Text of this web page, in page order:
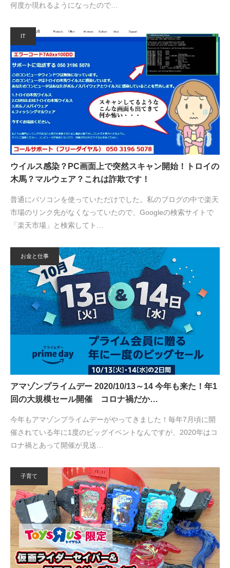
何度か現れるようになったので…
IT
ウイルス感染？PC画面上で突然スキャン開始！トロイの
木馬？マルウェア？これは詐欺です！
普通にパソコンを使っていただけでした。私のブログの中で楽天
市場のリンク先がなくなっていたので、Googleの検索サイトで
「楽天市場」と検索してト…
お金と仕事
アマゾンプライムデー 2020/10/13～14 今年も来た！年1
回の大規模セール開催 コロナ禍だか…
今年もアマゾンプライムデーがやってきました！毎年7月頃に開
催されている年に1度のビッグイベントなんですが、2020年はコ
ロナ禍とあって開催が見送…
子育て